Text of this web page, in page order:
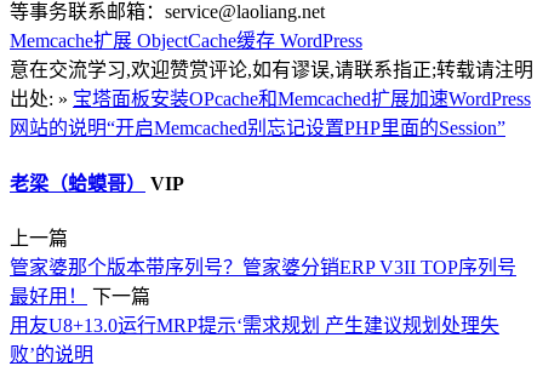
等事务联系邮箱：service@laoliang.net
Memcache扩展 ObjectCache缓存 WordPress
意在交流学习,欢迎赞赏评论,如有谬误,请联系指正;转载请注明
出处: » 宝塔面板安装OPcache和Memcached扩展加速WordPress
网站的说明“开启Memcached别忘记设置PHP里面的Session”
老梁（蛤蟆哥） VIP
上一篇
管家婆那个版本带序列号？管家婆分销ERP V3II TOP序列号
最好用！
下一篇
用友U8+13.0运行MRP提示‘需求规划 产生建议规划处理失
败’的说明